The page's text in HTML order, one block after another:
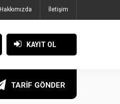
Hakkımızda İletişim
KAYIT OL
TARİF GÖNDER